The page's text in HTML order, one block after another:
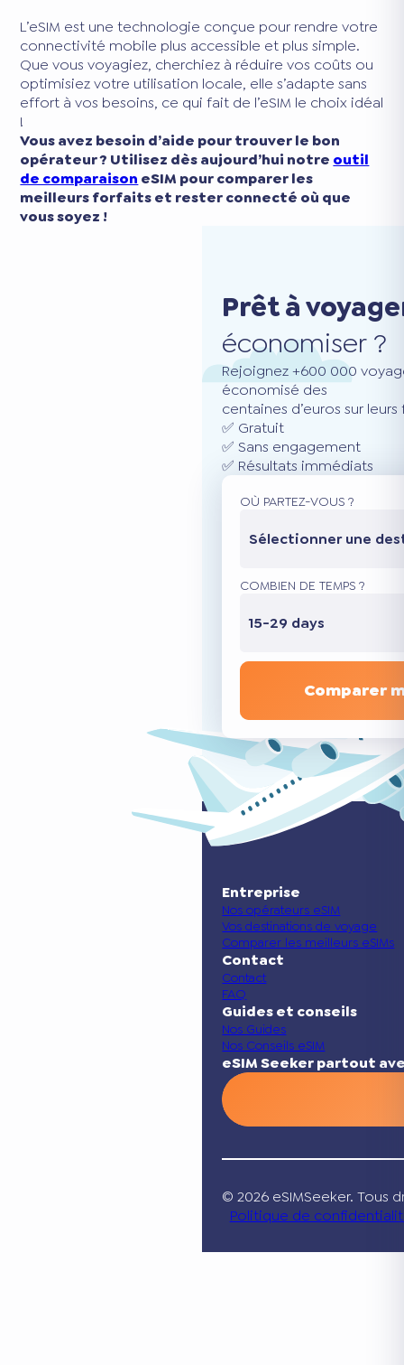
L’eSIM est une technologie conçue pour rendre votre
connectivité mobile plus accessible et plus simple.
Que vous voyagiez, cherchiez à réduire vos coûts ou
optimisiez votre utilisation locale, elle s’adapte sans
effort à vos besoins, ce qui fait de l’eSIM le choix idéal
!
Vous avez besoin d’aide pour trouver le bon
opérateur ? Utilisez dès aujourd’hui notre outil
de comparaison eSIM pour comparer les
meilleurs forfaits et rester connecté où que
vous soyez !
Prêt à
économiser ?
Rejoignez +600 000
économisé des
centaines d’euros sur
✅ Gratuit
✅ Sans engagement
✅ Résultats immédiats
OÙ PARTEZ-VOUS ?
Sélectionner une
COMBIEN DE TEMPS ?
15-29 days
Comparer
Entreprise
Nos opérateurs eSIM
Vos destinations de voyage
Comparer les meilleurs eSIMs
Contact
Contact
FAQ
Guides et conseils
Nos Guides
Nos Conseils eSIM
eSIM Seeker partout
© 2026 eSIMSeeker. Tous
Politique de